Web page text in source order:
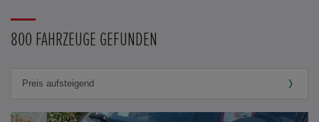
800 FAHRZEUGE GEFUNDEN